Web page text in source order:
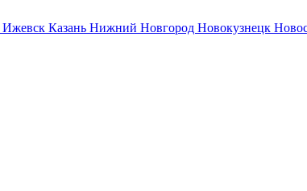
Ижевск Казань Нижний Новгород Новокузнецк